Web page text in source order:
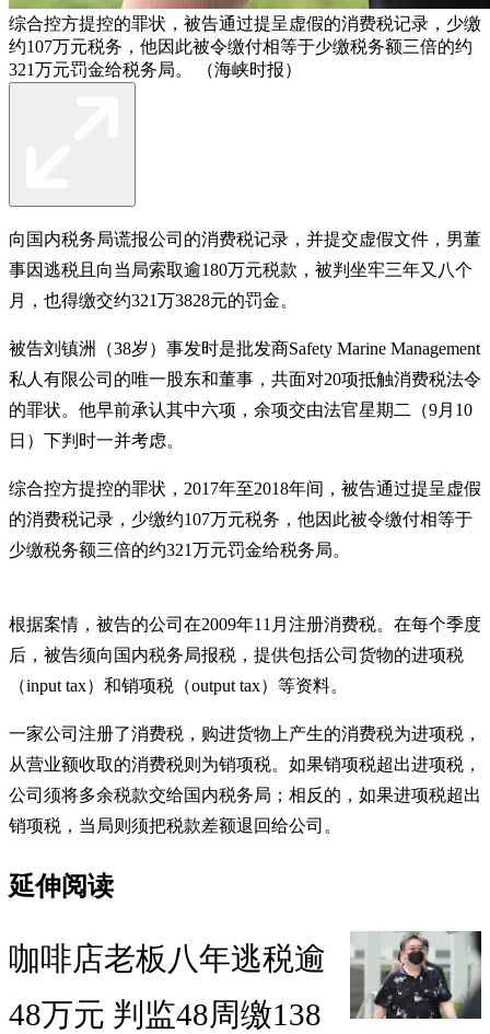
综合控方提控的罪状，被告通过提呈虚假的消费税记录，少缴
约107万元税务，他因此被令缴付相等于少缴税务额三倍的约
321万元罚金给税务局。 （海峡时报）
向国内税务局谎报公司的消费税记录，并提交虚假文件，男董
事因逃税且向当局索取逾180万元税款，被判坐牢三年又八个
月，也得缴交约321万3828元的罚金。
被告刘镇洲（38岁）事发时是批发商Safety Marine Management
私人有限公司的唯一股东和董事，共面对20项抵触消费税法令
的罪状。他早前承认其中六项，余项交由法官星期二（9月10
日）下判时一并考虑。
综合控方提控的罪状，2017年至2018年间，被告通过提呈虚假
的消费税记录，少缴约107万元税务，他因此被令缴付相等于
少缴税务额三倍的约321万元罚金给税务局。
根据案情，被告的公司在2009年11月注册消费税。在每个季度
后，被告须向国内税务局报税，提供包括公司货物的进项税
（input tax）和销项税（output tax）等资料。
一家公司注册了消费税，购进货物上产生的消费税为进项税，
从营业额收取的消费税则为销项税。如果销项税超出进项税，
公司须将多余税款交给国内税务局；相反的，如果进项税超出
销项税，当局则须把税款差额退回给公司。
延伸阅读
咖啡店老板八年逃税逾
48万元 判监48周缴138